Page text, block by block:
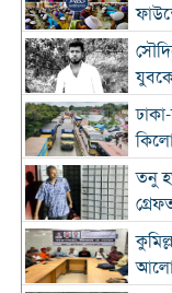
তনু